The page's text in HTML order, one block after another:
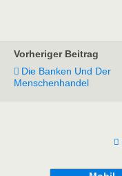
Vorheriger Beitrag
Die Banken Und Der
Menschenhandel